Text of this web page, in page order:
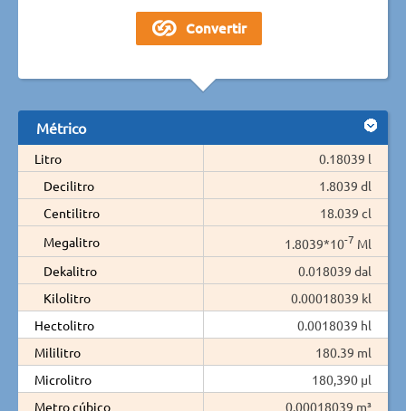
Métrico
Litro
0.18039 l
Decilitro
1.8039 dl
Centilitro
18.039 cl
Megalitro
1.8039*10-7 Ml
Dekalitro
0.018039 dal
Kilolitro
0.00018039 kl
Hectolitro
0.0018039 hl
Mililitro
180.39 ml
Microlitro
180,390 µl
Metro cúbico
0.00018039 m³